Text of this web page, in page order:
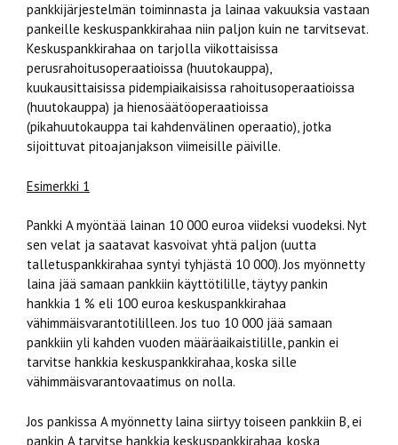
pankkijärjestelmän toiminnasta ja lainaa vakuuksia vastaan
pankeille keskuspankkirahaa niin paljon kuin ne tarvitsevat.
Keskuspankkirahaa on tarjolla viikottaisissa
perusrahoitusoperaatioissa (huutokauppa),
kuukausittaisissa pidempiaikaisissa rahoitusoperaatioissa
(huutokauppa) ja hienosäätöoperaatioissa
(pikahuutokauppa tai kahdenvälinen operaatio), jotka
sijoittuvat pitoajanjakson viimeisille päiville.
Esimerkki 1
Pankki A myöntää lainan 10 000 euroa viideksi vuodeksi. Nyt
sen velat ja saatavat kasvoivat yhtä paljon (uutta
talletuspankkirahaa syntyi tyhjästä 10 000). Jos myönnetty
laina jää samaan pankkiin käyttötilille, täytyy pankin
hankkia 1 % eli 100 euroa keskuspankkirahaa
vähimmäisvarantotililleen. Jos tuo 10 000 jää samaan
pankkiin yli kahden vuoden määräaikaistilille, pankin ei
tarvitse hankkia keskuspankkirahaa, koska sille
vähimmäisvarantovaatimus on nolla.
Jos pankissa A myönnetty laina siirtyy toiseen pankkiin B, ei
pankin A tarvitse hankkia keskuspankkirahaa, koska